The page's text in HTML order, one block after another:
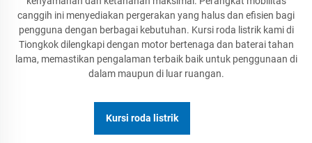
canggih ini menyediakan pergerakan yang halus dan efisien bagi
pengguna dengan berbagai kebutuhan. Kursi roda listrik kami di
Tiongkok dilengkapi dengan motor bertenaga dan baterai tahan
lama, memastikan pengalaman terbaik baik untuk penggunaan di
dalam maupun di luar ruangan.
Kursi roda listrik